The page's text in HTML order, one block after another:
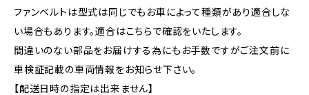
ファンベルトは型式は同じでもお車によって種類があり適合しな
い場合もあります。適合はこちらで確認をいたします。
間違いのない部品をお届けする為にもお手数ですがご注文前に
車検証記載の車両情報をお知らせ下さい。
【配送日時の指定は出来ません】